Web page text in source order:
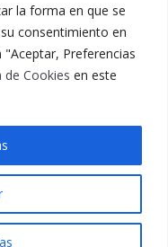
la forma en que se
consentimiento en
Preferencias
de Cookies en este
Cruz